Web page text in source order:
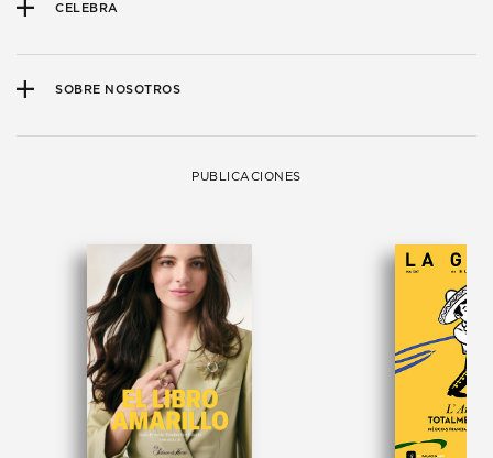
CELEBRA
SOBRE NOSOTROS
PUBLICACIONES